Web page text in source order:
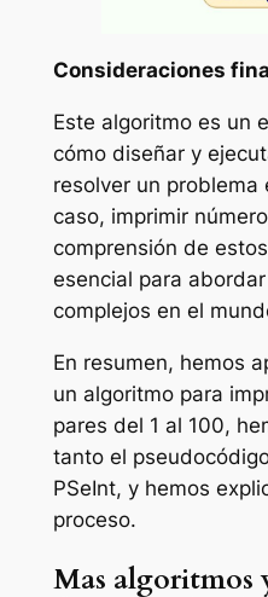
Consideraciones
Este algoritmo es un
cómo diseñar y
resolver un problema
caso, imprimir
comprensión de
esencial para
complejos en el
En resumen, hemos
un algoritmo para
pares del 1 al 100,
tanto el
PSeInt, y hemos
proceso.
Mas algoritmos